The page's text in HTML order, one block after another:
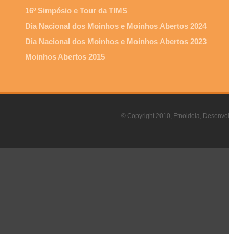
16º Simpósio e Tour da TIMS
Dia Nacional dos Moinhos e Moinhos Abertos 2024
Dia Nacional dos Moinhos e Moinhos Abertos 2023
Moinhos Abertos 2015
© Copyright 2010, Etnoideia,